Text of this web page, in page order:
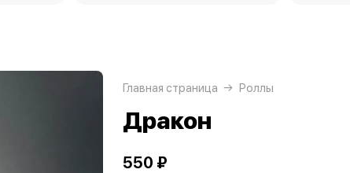
Главная страница Роллы
Дракон
550 ₽